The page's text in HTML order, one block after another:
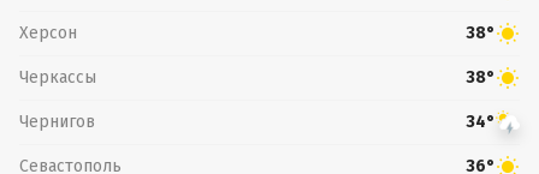
Херсон 38°
Черкассы 38°
Чернигов 34°
Севастополь 36°